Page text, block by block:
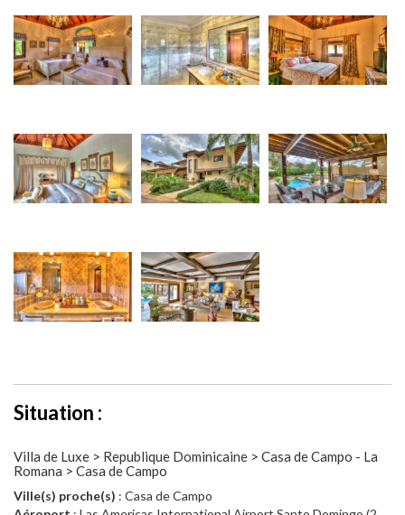
Situation :
Villa de Luxe > Republique Dominicaine > Casa de Campo - La
Romana > Casa de Campo
Ville(s) proche(s) : Casa de Campo